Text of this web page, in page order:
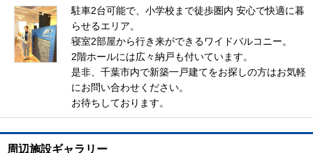
駐車2台可能で、小学校まで徒歩圏内 安心で快適に暮
らせるエリア。
寝室2部屋から行き来ができるワイドバルコニー。
2階ホールには広々納戸も付いています。
是非、千葉市内で新築一戸建てをお探しの方はお気軽
にお問い合わせください。
お待ちしております。
周辺施設ギャラリー